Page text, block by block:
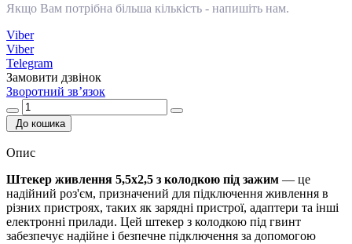
Якщо Вам потрібна більша кількість - напишіть нам.
Viber
Viber
Telegram
Замовити дзвінок
Зворотний зв’язок
До кошика
Опис
Штекер живлення 5,5х2,5 з колодкою під зажим — це
надійний роз'єм, призначений для підключення живлення в
різних пристроях, таких як зарядні пристрої, адаптери та інші
електронні прилади. Цей штекер з колодкою під гвинт
забезпечує надійне і безпечне підключення за допомогою